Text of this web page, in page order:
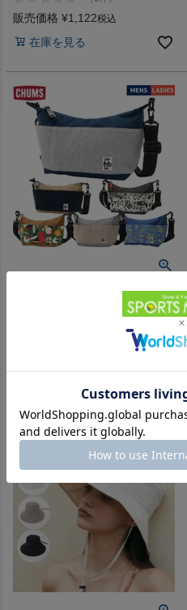
販売価格 ¥1,122税込
在庫を見る
チャムス コレクトショルダース
Collect Shoulder Sweat Nylon
在庫を見る